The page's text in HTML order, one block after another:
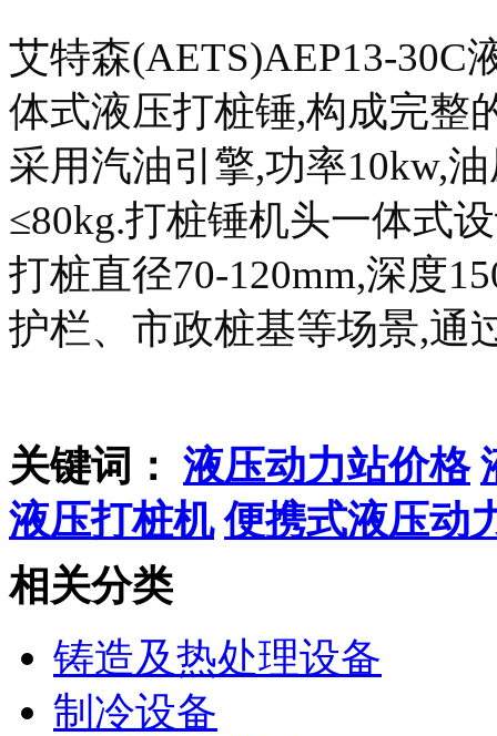
艾特森(AETS)AEP13-30C
体式液压打桩锤,构成完整
采用汽油引擎,功率10kw,
≤80kg.打桩锤机头一体式
打桩直径70-120mm,深度
护栏、市政桩基等场景,通
关键词： 液压动力站价格
液压打桩机 便携式液压动
相关分类
铸造及热处理设备
制冷设备